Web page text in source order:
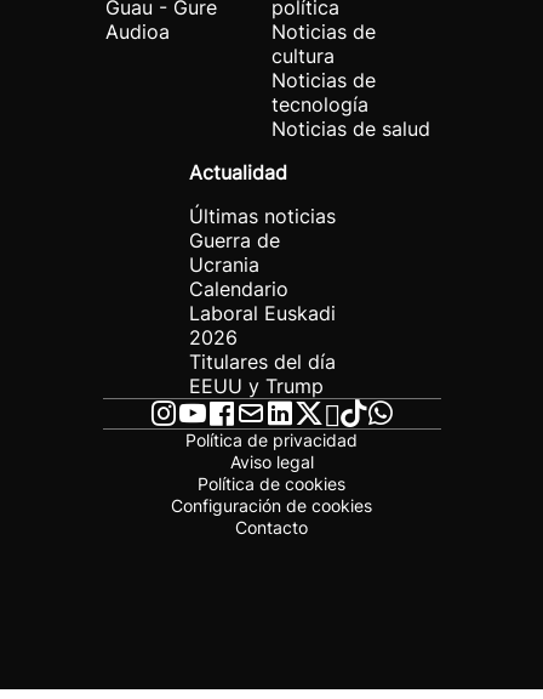
Guau - Gure
Audioa
política
Noticias de
cultura
Noticias de
tecnología
Noticias de salud
Actualidad
Últimas noticias
Guerra de
Ucrania
Calendario
Laboral Euskadi
2026
Titulares del día
EEUU y Trump
Política de privacidad
Aviso legal
Política de cookies
Configuración de cookies
Contacto